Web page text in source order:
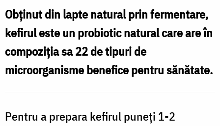
kefir
Obținut din lapte natural prin fermentare,
kefirul este un probiotic natural care are în
compoziția sa 22 de tipuri de
microorganisme benefice pentru sănătate.
Pentru a prepara kefirul puneți 1-2